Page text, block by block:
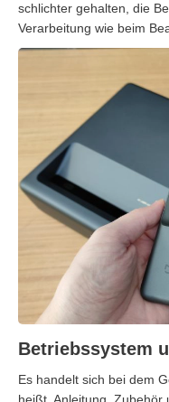
schlichter gehalten, die
Verarbeitung wie beim
Betriebssystem
Es handelt sich bei dem